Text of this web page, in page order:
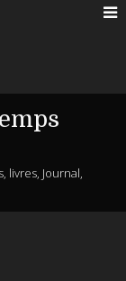
livres, Journal,